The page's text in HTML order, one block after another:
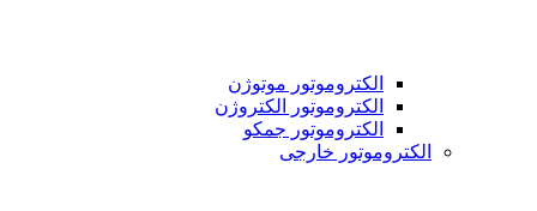
الکتروموتور موتوژن
الکتروموتور الکتروژن
الکتروموتور جمکو
الکتروموتور خارجی